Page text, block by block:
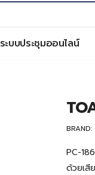
ระบบประชุมออนไลน์
BRAND:
PC-
ด้วยเสี